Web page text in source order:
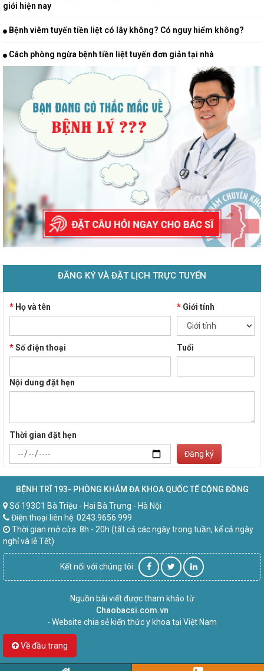
giới hiện nay
Bệnh viêm tuyến tiền liệt có lây không? Có nguy hiểm không?
Cách phòng ngừa bệnh tiền liệt tuyến đơn giản tại nhà
ĐĂNG KÝ VÀ ĐẶT LỊCH TRỰC TUYẾN
* Họ và tên *Giới tính
*Số điện thoại Tuổi
Nội dung đặt hẹn
Thời gian đặt hẹn
Đăng ký
BỆNH TRĨ 193- PHÒNG KHÁM ĐA KHOA QUỐC TẾ CỘNG ĐỒNG
Số 193C1 Bà Triệu - Hai Bà Trưng - Hà Nội
Điện thoại liên hệ: 0243.9656.999
Thời gian mở cửa: 8h - 20h (tất cả các ngày trong tuần, kể cả ngày
nghỉ và lễ Tết)
Kết nối với chúng tôi :
Nguồn bài viết được tham khảo từ
Chaobacsi.com.vn
- Website chia sẻ kiến thức y khoa tại Việt Nam
Về đầu trang